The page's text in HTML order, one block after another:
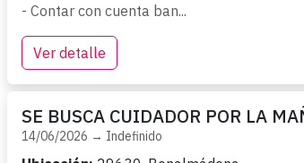
- Contar con cuenta ban...
Ver detalle
SE BUSCA CUIDADOR POR LA
14/06/2026 → Indefinido